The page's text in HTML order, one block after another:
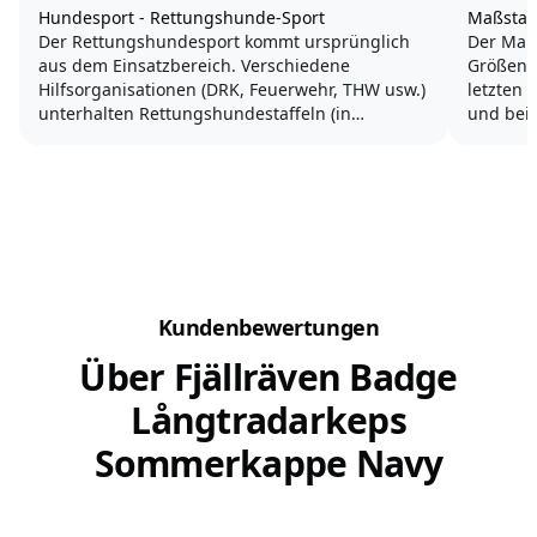
Hundesport - Rettungshunde-Sport
Der Rettungshundesport kommt ursprünglich
aus dem Einsatzbereich. Verschiedene
Hilfsorganisationen (DRK, Feuerwehr, THW usw.)
unterhalten Rettungshundestaffeln (in
Der
letzten
und bei
Kundenbewertungen
Über Fjällräven Badge
Långtradarkeps
Sommerkappe Navy